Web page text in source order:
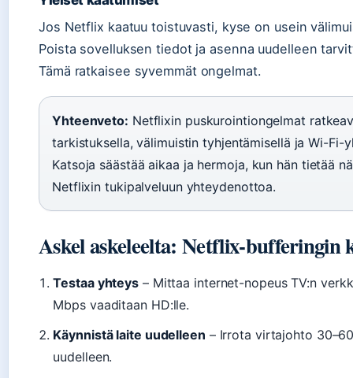
Jos Netflix kaatuu toistuvasti, kyse on usein
Poista sovelluksen tiedot ja asenna uudelleen
Tämä ratkaisee syvemmät ongelmat.
Yhteenveto: Netflixin puskurointiongelmat
tarkistuksella, välimuistin tyhjentämisellä ja Wi-Fi-
Katsoja säästää aikaa ja hermoja, kun hän tietää
Netflixin tukipalveluun yhteydenottoa.
Askel askeleelta: Netflix-bufferingin
Testaa yhteys – Mittaa internet-nopeus TV:n
Mbps vaaditaan HD:lle.
Käynnistä laite uudelleen – Irrota virtajohto
uudelleen.